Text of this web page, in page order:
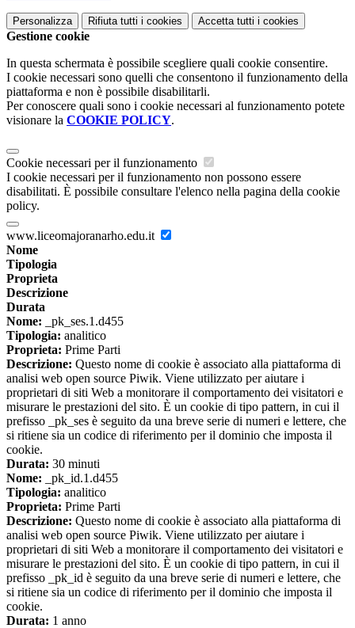
Personalizza Rifiuta tutti i cookies Accetta tutti i cookies
Gestione cookie
In questa schermata è possibile scegliere quali cookie consentire.
I cookie necessari sono quelli che consentono il funzionamento della
piattaforma e non è possibile disabilitarli.
Per conoscere quali sono i cookie necessari al funzionamento potete
visionare la COOKIE POLICY.
Cookie necessari per il funzionamento
I cookie necessari per il funzionamento non possono essere
disabilitati. È possibile consultare l'elenco nella pagina della cookie
policy.
www.liceomajoranarho.edu.it
Nome
Tipologia
Proprieta
Descrizione
Durata
Nome: _pk_ses.1.d455
Tipologia: analitico
Proprieta: Prime Parti
Descrizione: Questo nome di cookie è associato alla piattaforma di
analisi web open source Piwik. Viene utilizzato per aiutare i
proprietari di siti Web a monitorare il comportamento dei visitatori e
misurare le prestazioni del sito. È un cookie di tipo pattern, in cui il
prefisso _pk_ses è seguito da una breve serie di numeri e lettere, che
si ritiene sia un codice di riferimento per il dominio che imposta il
cookie.
Durata: 30 minuti
Nome: _pk_id.1.d455
Tipologia: analitico
Proprieta: Prime Parti
Descrizione: Questo nome di cookie è associato alla piattaforma di
analisi web open source Piwik. Viene utilizzato per aiutare i
proprietari di siti Web a monitorare il comportamento dei visitatori e
misurare le prestazioni del sito. È un cookie di tipo pattern, in cui il
prefisso _pk_id è seguito da una breve serie di numeri e lettere, che
si ritiene sia un codice di riferimento per il dominio che imposta il
cookie.
Durata: 1 anno